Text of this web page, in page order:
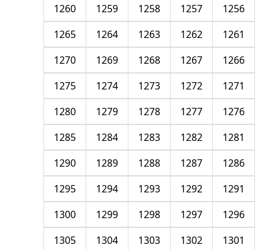
1256
1257
1258
1259
1260
1261
1262
1263
1264
1265
1266
1267
1268
1269
1270
1271
1272
1273
1274
1275
1276
1277
1278
1279
1280
1281
1282
1283
1284
1285
1286
1287
1288
1289
1290
1291
1292
1293
1294
1295
1296
1297
1298
1299
1300
1301
1302
1303
1304
1305